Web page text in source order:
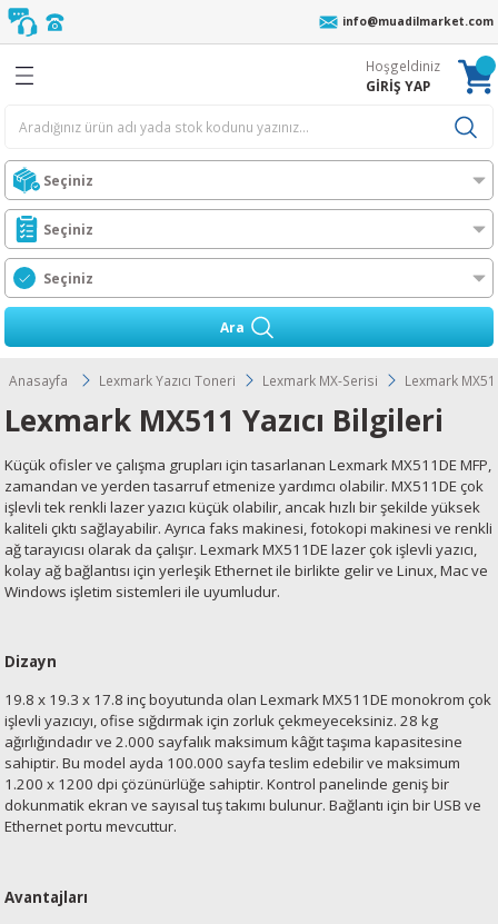
info@muadilmarket.com
Ribonu
Resin Ribon
Ribon
Toner
Toner
YIKAMA
YIKAMA
CM
CP
Pro
Toneri
Hoşgeldiniz
GİRİŞ YAP
Ara
Anasayfa Lexmark Yazıcı Toneri Lexmark MX-Serisi Lexmark
Lexmark MX511 Yazıcı Bilgileri
Küçük ofisler ve çalışma grupları için tasarlanan Lexmark MX511DE MFP,
zamandan ve yerden tasarruf etmenize yardımcı olabilir. MX511DE çok
işlevli tek renkli lazer yazıcı küçük olabilir, ancak hızlı bir şekilde yüksek
kaliteli çıktı sağlayabilir. Ayrıca faks makinesi, fotokopi makinesi ve renkli
ağ tarayıcısı olarak da çalışır. Lexmark MX511DE lazer çok işlevli yazıcı,
kolay ağ bağlantısı için yerleşik Ethernet ile birlikte gelir ve Linux, Mac ve
Windows işletim sistemleri ile uyumludur.
Dizayn
19.8 x 19.3 x 17.8 inç boyutunda olan Lexmark MX511DE monokrom çok
işlevli yazıcıyı, ofise sığdırmak için zorluk çekmeyeceksiniz. 28 kg
ağırlığındadır ve 2.000 sayfalık maksimum kâğıt taşıma kapasitesine
sahiptir. Bu model ayda 100.000 sayfa teslim edebilir ve maksimum
1.200 x 1200 dpi çözünürlüğe sahiptir. Kontrol panelinde geniş bir
dokunmatik ekran ve sayısal tuş takımı bulunur. Bağlantı için bir USB ve
Ethernet portu mevcuttur.
Avantajları